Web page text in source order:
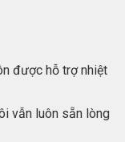
được hỗ trợ nhiệt
vẫn luôn sẵn lòng